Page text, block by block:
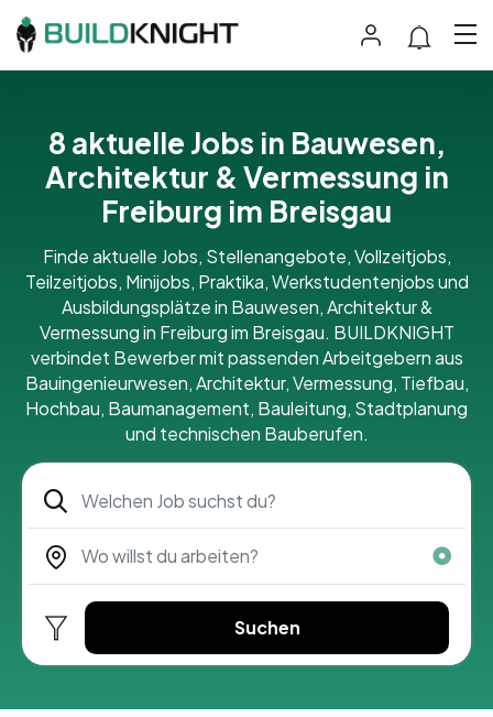
8 aktuelle Jobs in Bauwesen,
Architektur & Vermessung in
Freiburg im Breisgau
Finde aktuelle Jobs, Stellenangebote, Vollzeitjobs,
Teilzeitjobs, Minijobs, Praktika, Werkstudentenjobs und
Ausbildungsplätze in Bauwesen, Architektur &
Vermessung in Freiburg im Breisgau. BUILDKNIGHT
verbindet Bewerber mit passenden Arbeitgebern aus
Bauingenieurwesen, Architektur, Vermessung, Tiefbau,
Hochbau, Baumanagement, Bauleitung, Stadtplanung
und technischen Bauberufen.
Suchen